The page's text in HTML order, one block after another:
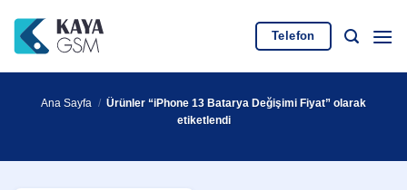
atla
Telefon
Ana Sayfa / Ürünler “iPhone 13 Batarya Değişimi Fiyat” olarak
etiketlendi